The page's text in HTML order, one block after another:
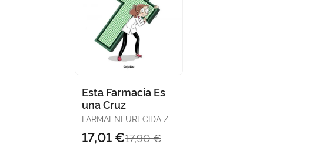
Esta Farmacia Es
una Cruz
FARMAENFURECIDA /
17,90 €
17,01 €